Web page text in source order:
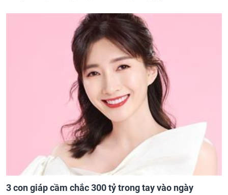
3 con giáp cầm chắc 300 tỷ trong tay vào ngày